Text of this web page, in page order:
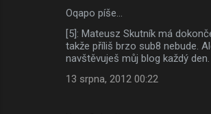
Oqapo píše…
[5]: Mateusz Skutník má
takže příliš brzo sub8 nebude.
navštěvuješ můj blog každý den.
13 srpna, 2012 00:22